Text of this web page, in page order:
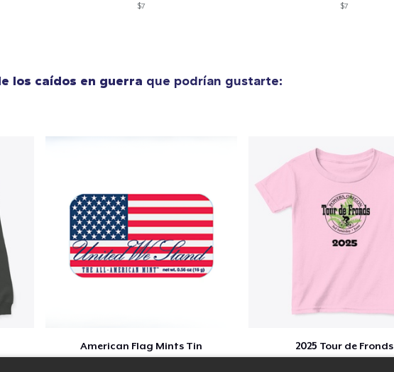
$7 $7
los caídos en guerra que podrían gustarte:
American Flag Mints Tin 2025 Tour de Fronds
Classic Long Sleeve Tee